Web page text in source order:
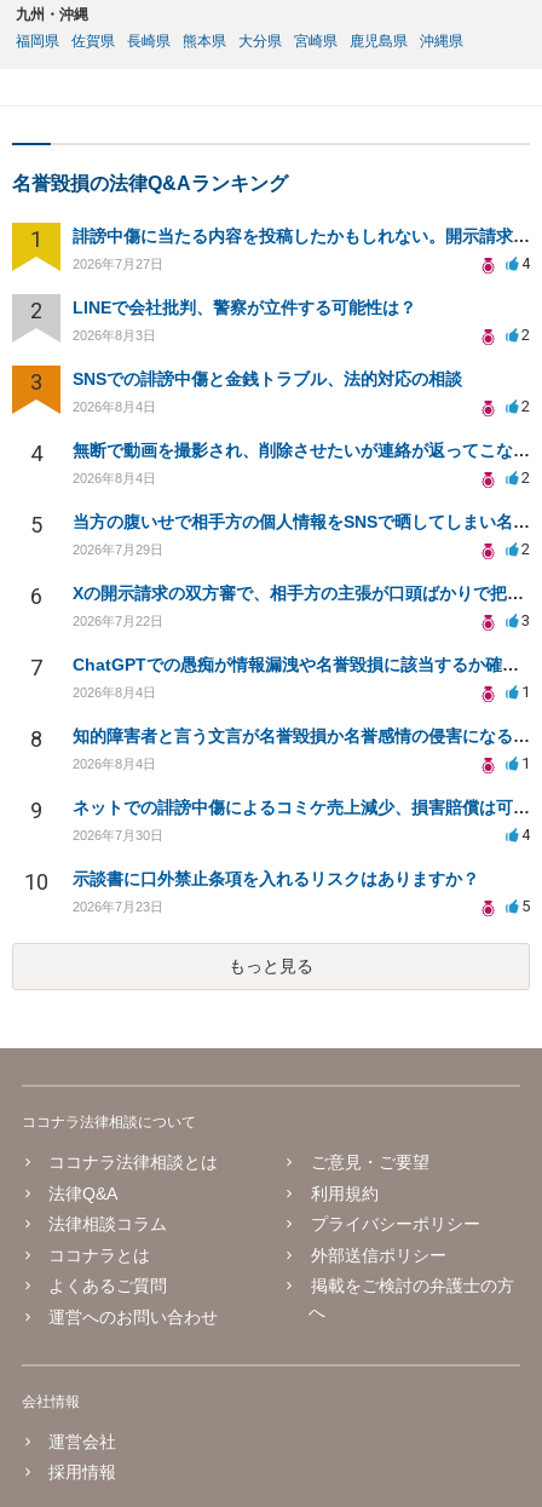
九州・沖縄
福岡県
佐賀県 長崎県 熊本県 大分県 宮崎県 鹿児島県 沖縄県
名誉毀損の法律Q&Aランキング
1 誹謗中傷に当たる内容を投稿したかもしれない。開示請求や民事刑事裁判に発展しうるのか教えて欲しい。
2026年7月27日 4
2 LINEで会社批判、警察が立件する可能性は？
2026年8月3日 2
3 SNSでの誹謗中傷と金銭トラブル、法的対応の相談
2026年8月4日 2
4 無断で動画を撮影され、削除させたいが連絡が返ってこない。
2026年8月4日 2
5 当方の腹いせで相手方の個人情報をSNSで晒してしまい名誉毀損させてしまったかもしれない
2026年7月29日 2
6 Xの開示請求の双方審で、相手方の主張が口頭ばかりで把握しきれません
2026年7月22日 3
7 ChatGPTでの愚痴が情報漏洩や名誉毀損に該当するか確認したい
2026年8月4日 1
8 知的障害者と言う文言が名誉毀損か名誉感情の侵害になるか教えてほしい。
2026年8月4日 1
9 ネットでの誹謗中傷によるコミケ売上減少、損害賠償は可能か？
2026年7月30日 4
10 示談書に口外禁止条項を入れるリスクはありますか？
2026年7月23日 5
もっと見る
ココナラ法律相談について
ココナラ法律相談とは
法律Q&A
法律相談コラム
ココナラとは
よくあるご質問
運営へのお問い合わせ
ご意見・ご要望
利用規約
プライバシーポリシー
外部送信ポリシー
掲載をご検討の弁護士の方
へ
会社情報
運営会社
採用情報